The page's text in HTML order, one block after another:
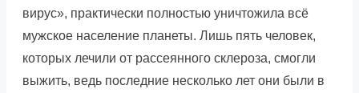
вирус», практически полностью уничтожила всё
мужское население планеты. Лишь пять человек,
которых лечили от рассеянного склероза, смогли
выжить, ведь последние несколько лет они были в